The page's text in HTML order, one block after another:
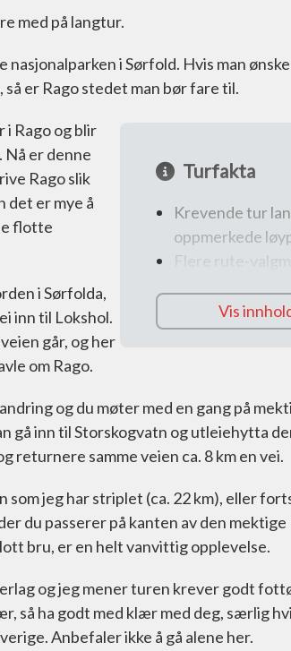
med på langtur.
nasjonalparken i Sørfold. Hvis man
er Rago stedet man bør fare til.
Turfakta
Krevende tur
oppmerkede
Flere rute-
Fantastisk natur
Vis
Rago og blir
er denne
Rago slik
det er mye å
flotte
i Sørfolda,
inn til Lokshol.
går, og her
om Rago.
og du møter med en gang på
gå inn til Storskogvatn og utleiehytta
returnere samme veien ca. 8 km en vei.
som jeg har striplet (ca. 22 km), eller
du passerer på kanten av den mektige
bru, er en helt vanvittig opplevelse.
og jeg mener turen krever godt
så ha godt med klær med deg, særlig
Anbefaler ikke å gå alene her.